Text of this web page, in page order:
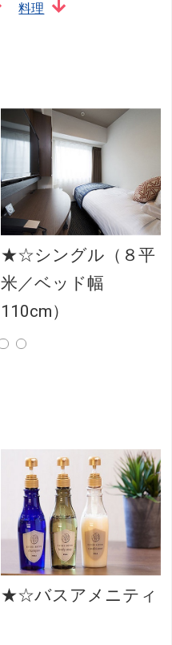
料理
★☆シングル（８平
米／ベッド幅
110cm）
★☆バスアメニティ